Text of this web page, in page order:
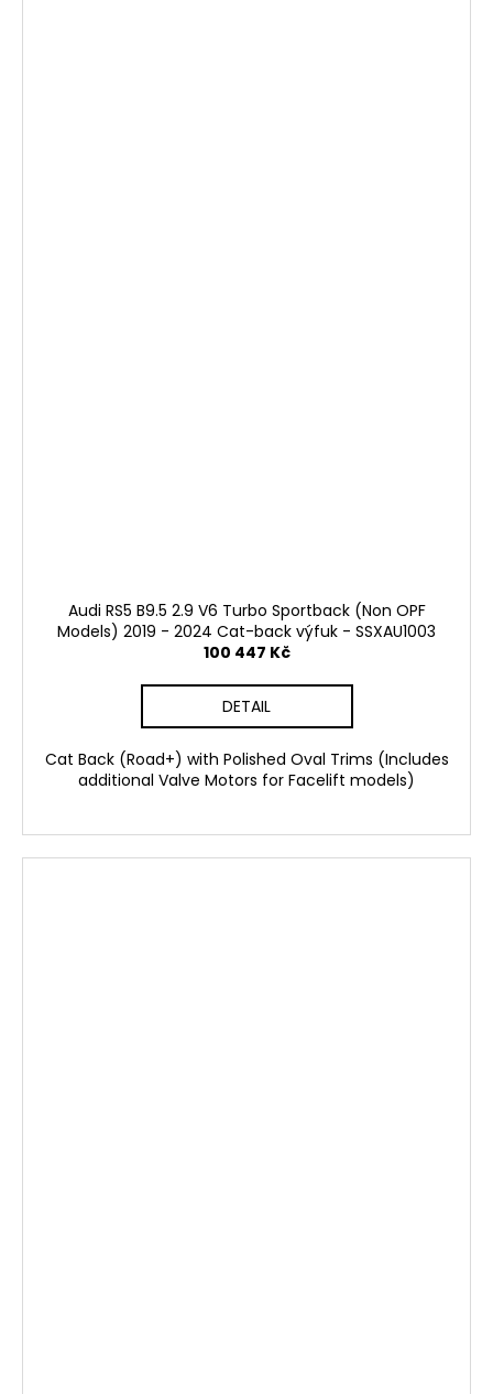
Audi RS5 B9.5 2.9 V6 Turbo Sportback (Non OPF
Models) 2019 - 2024 Cat-back výfuk - SSXAU1003
100 447 Kč
DETAIL
Cat Back (Road+) with Polished Oval Trims (Includes
additional Valve Motors for Facelift models)